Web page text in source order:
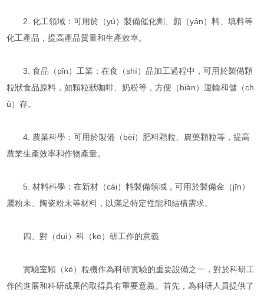
2. 化工領域：可用於（yú）製備催化劑、顏（yán）料、填料等
化工產品，提高產品質量和生產效率。
3. 食品（pǐn）工業：在食（shí）品加工過程中，可用於製備顆
粒狀食品原料，如顆粒狀咖啡、奶粉等，方便（biàn）運輸和儲（ch
ǔ）存。
4. 農業科學：可用於製備（bèi）肥料顆粒、農藥顆粒等，提高
農業生產效率和作物產量。
5. 材料科學：在新材（cái）料製備領域，可用於製備金（jīn）
屬粉末、陶瓷粉末等材料，以滿足特定性能和結構需求。
四、對（duì）科（kē）研工作的意義
實驗室顆（kē）粒機作為科研實驗的重要設備之一，對於科研工
作的進展和科研成果的取得具有重要意義。首先，為科研人員提供了